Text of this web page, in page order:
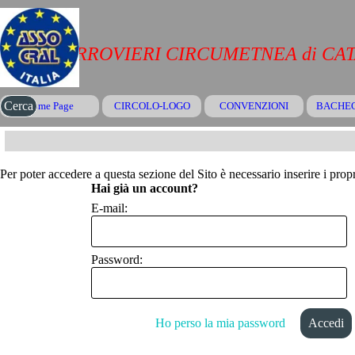
Vai ai contenuti
Salta menù
Home Page CIRCOLO-LOGO ▼
CONVENZIONI
CRAL FERROVIERI CIRCUMETNEA di
Cerca
Per poter accedere a questa sezione del Sito è necessario inserire i
Hai già un account?
E-mail:
Password:
Ho perso la mia password